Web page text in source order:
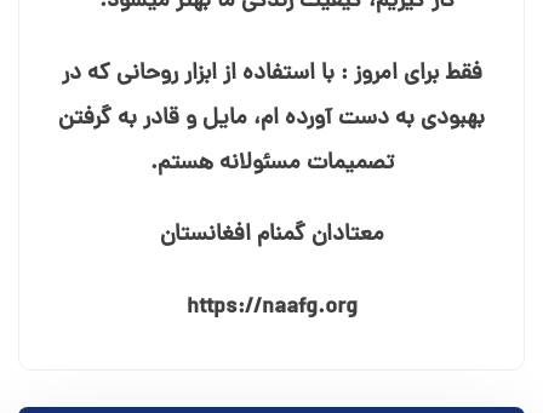
فقط برای امروز : با استفاده از ابزار روحانی که در
بهبودی به دست آورده⁯ ام، مایل و قادر به گرفتن
تصمیمات مسئولانه هستم.
معتادان گمنام افغانستان
https://naafg.org